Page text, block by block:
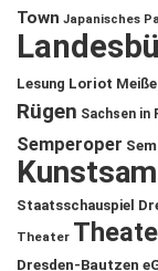
Town Japanisches
Lesung Loriot
Rügen Sachsen in
Semperoper
Staatsschauspiel
Theater
Dresden-Bautzen